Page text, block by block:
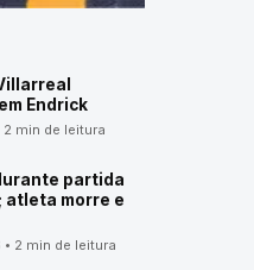
Endrick
min de leitura
partida
atleta morre e
2 min de leitura